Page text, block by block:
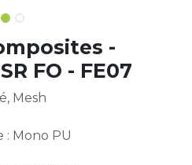
-
FO - FE07
Mesh
: Mono PU